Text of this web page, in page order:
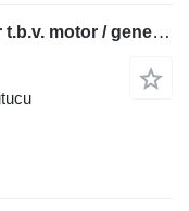
Cooler Tafelkoeler Koeler Radiator t.b.v. motor / generatorset t